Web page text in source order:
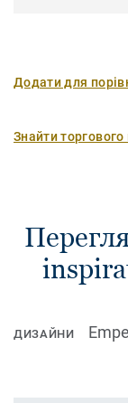
Додати для
Знайти
ДИЗАЙНИ